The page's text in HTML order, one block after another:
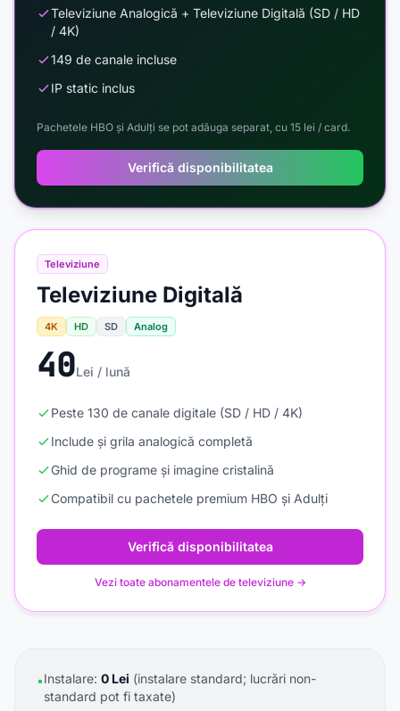
Televiziune
Televiziune Digitală
4K HD SD Analog
40Lei / lună
Peste 130 de canale digitale (SD / HD / 4K)
Include și grila analogică completă
Ghid de programe și imagine cristalină
Compatibil cu pachetele premium HBO și Adulți
Verifică disponibilitatea
Vezi toate abonamentele de televiziune →
Televiziune Analogică + Televiziune Digitală (SD / HD
/ 4K)
149 de canale incluse
IP static inclus
Pachetele HBO și Adulți se pot adăuga separat, cu 15 lei / card.
Verifică disponibilitatea
•Instalare: 0 Lei (instalare standard; lucrări non-
standard pot fi taxate)